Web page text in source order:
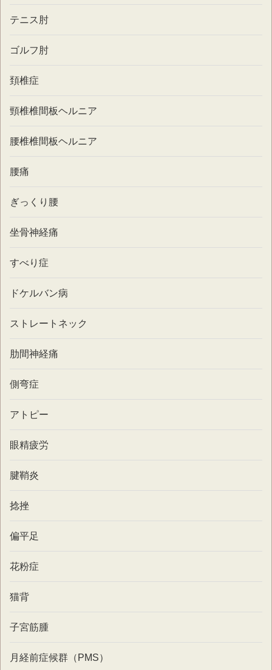
テニス肘
ゴルフ肘
頚椎症
頸椎椎間板ヘルニア
腰椎椎間板ヘルニア
腰痛
ぎっくり腰
坐骨神経痛
すべり症
ドケルバン病
ストレートネック
肋間神経痛
側弯症
アトピー
眼精疲労
腱鞘炎
捻挫
偏平足
花粉症
猫背
子宮筋腫
月経前症候群（PMS）